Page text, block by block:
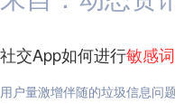
社交App如何进行敏感词
用户量激增伴随的垃圾信息问